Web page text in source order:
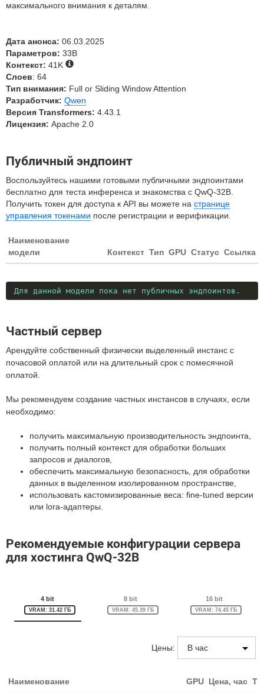
максимального внимания к деталям.
Дата анонса: 06.03.2025
Параметров: 33B
Контекст: 41K
Слоев: 64
Тип внимания: Full or Sliding Window Attention
Разработчик: Qwen
Версия Transformers: 4.43.1
Лицензия: Apache 2.0
Публичный эндпоинт
Воспользуйтесь нашими готовыми публичными эндпоинтами
бесплатно для теста инференса и знакомства с QwQ-32B.
Получить токен для доступа к API вы можете на странице
управления токенами после регистрации и верификации.
Наименование
модели
Контекст Тип GPU Статус Ссылка
Для данной модели пока нет публичных эндпоинтов.
Частный сервер
Арендуйте собственный физически выделенный инстанс с
почасовой оплатой или на длительный срок с помесячной
оплатой.
Мы рекомендуем создание частных инстансов в случаях, если
необходимо:
получить максимальную производительность эндпоинта,
получить полный контекст для обработки больших
запросов и диалогов,
обеспечить максимальную безопасность, для обработки
данных в выделенном изолированном пространстве,
использовать кастомизированные веса: fine-tuned версии
или lora-адаптеры.
Рекомендуемые конфигурации сервера
для хостинга QwQ-32B
4 bit
VRAM: 31.42 ГБ
8 bit
VRAM: 45.39 ГБ
16 bit
VRAM: 74.45 ГБ
Цены:
Наименование GPU Цена, час